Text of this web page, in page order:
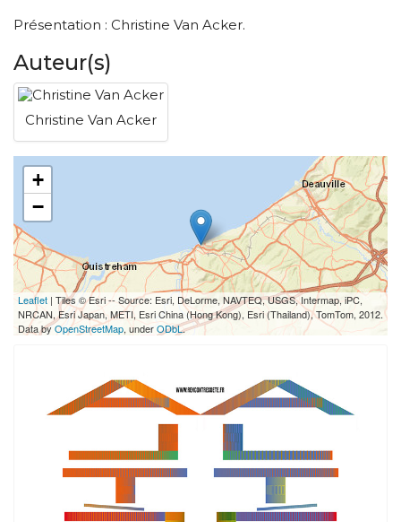
Présentation : Christine Van Acker.
Auteur(s)
Christine Van Acker
+
−
Leaflet | Tiles © Esri -- Source: Esri, DeLorme, NAVTEQ, USGS, Intermap, iPC,
NRCAN, Esri Japan, METI, Esri China (Hong Kong), Esri (Thailand), TomTom, 2012.
Data byOpenStreetMap, underODbL.